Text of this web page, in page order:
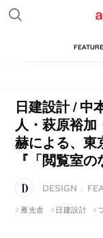
日建設計 / 中
人・萩原裕加
赫による、東
『「閲覧室
DESIGN
雁光舎
日建設計